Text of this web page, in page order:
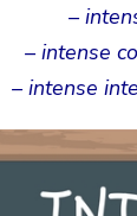
–
– intense
– intense